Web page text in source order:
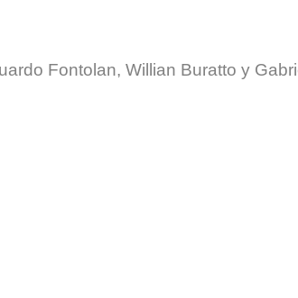
Fontolan, Willian Buratto y